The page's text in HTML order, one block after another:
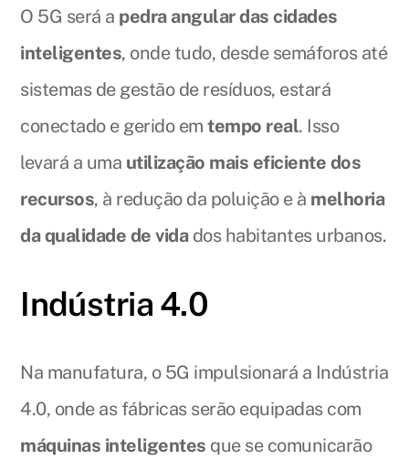
O 5G será a pedra angular das cidades
inteligentes, onde tudo, desde semáforos até
sistemas de gestão de resíduos, estará
conectado e gerido emtempo real. Isso
levará a uma utilização mais eficiente dos
recursos, à redução da poluição e à melhoria
da qualidade de vidados habitantes urbanos.
Indústria 4.0
Na manufatura, o 5G impulsionará a Indústria
4.0, onde as fábricas serão equipadas com
máquinas inteligentes que se comunicarão